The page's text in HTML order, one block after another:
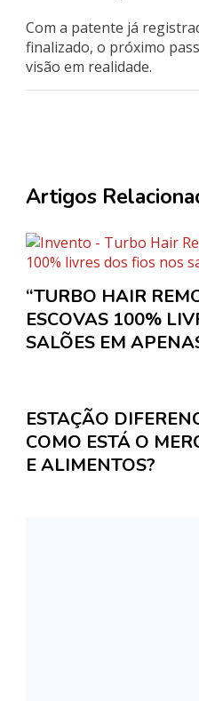
Com a patente já
finalizado, o próximo
visão em realidade.
Artigos
“TURBO HAIR
ESCOVAS 100%
SALÕES EM
ESTAÇÃO
COMO ESTÁ O
E ALIMENTOS?